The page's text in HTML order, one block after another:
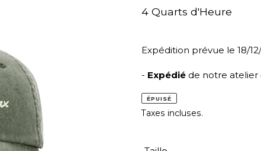
4 Quarts d'Heure
Expédition prévue le 18/
- Expédié de notre atelier
ÉPUISÉ
Taxes incluses.